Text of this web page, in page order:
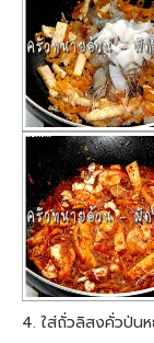
4. ใส่ถั่วลิสงคั่วป่น